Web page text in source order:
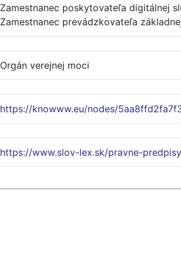
Zamestnanec poskytovateľa digitálnej
Zamestnanec prevádzkovateľa
Orgán verejnej moci
https://knowww.eu/nodes/
https://www.slov-lex.sk/pravne-